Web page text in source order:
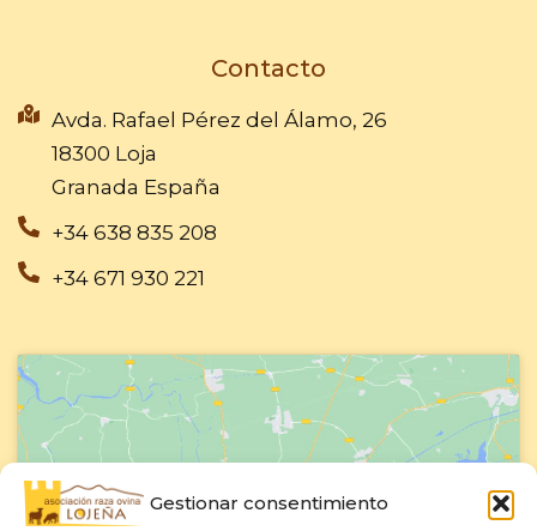
Gestionar consentimiento
b
o
u
e
Contacto
Avda. Rafael Pérez del Álamo, 26
18300 Loja
Granada España
+34 638 835 208
+34 671 930 221
Haz clic para aceptar cookies de